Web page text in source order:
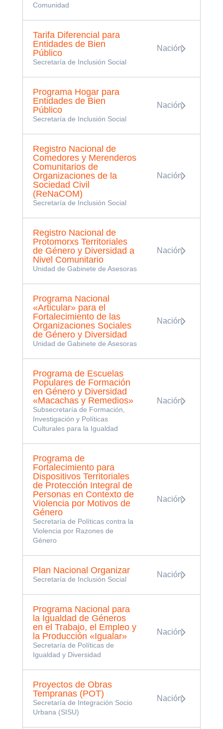
Comunidad
Tarifa Diferencial para
Entidades de Bien
Público
Secretaría de Inclusión Social
Nación
Programa Hogar para
Entidades de Bien
Público
Secretaría de Inclusión Social
Nación
Registro Nacional de
Comedores y Merenderos
Comunitarios de
Organizaciones de la
Sociedad Civil
(ReNaCOM)
Secretaría de Inclusión Social
Nación
Registro Nacional de
Protomorxs Territoriales
de Género y Diversidad a
Nivel Comunitario
Unidad de Gabinete de Asesoras
Nación
Programa Nacional
«Articular» para el
Fortalecimiento de las
Organizaciones Sociales
de Género y Diversidad
Unidad de Gabinete de Asesoras
Nación
Programa de Escuelas
Populares de Formación
en Género y Diversidad
«Macachas y Remedios»
Subsecretaría de Formación,
Investigación y Políticas
Culturales para la Igualdad
Nación
Programa de
Fortalecimiento para
Dispositivos Territoriales
de Protección Integral de
Personas en Contexto de
Violencia por Motivos de
Género
Secretaría de Políticas contra la
Violencia por Razones de
Género
Nación
Plan Nacional Organizar
Secretaría de Inclusión Social
Nación
Programa Nacional para
la Igualdad de Géneros
en el Trabajo, el Empleo y
la Producción «Igualar»
Secretaría de Políticas de
Igualdad y Diversidad
Nación
Proyectos de Obras
Tempranas (POT)
Secretaría de Integración Socio
Urbana (SISU)
Nación